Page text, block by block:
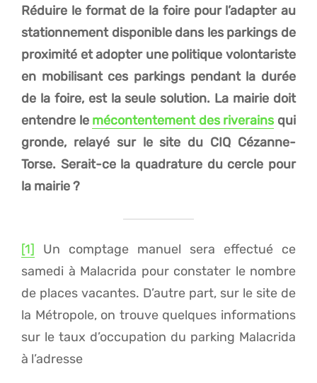
Réduire le format de la foire pour l’adapter au
stationnement disponible dans les parkings de
proximité et adopter une politique volontariste
en mobilisant ces parkings pendant la durée
de la foire, est la seule solution. La mairie doit
entendre le mécontentement des riverains qui
gronde, relayé sur le site du CIQ Cézanne-
Torse. Serait-ce la quadrature du cercle pour
la mairie ?
[1]
Un comptage manuel sera effectué ce
samedi à Malacrida pour constater le nombre
de places vacantes. D’autre part, sur le site de
la Métropole, on trouve quelques informations
sur le taux d’occupation du parking Malacrida
à l’adresse